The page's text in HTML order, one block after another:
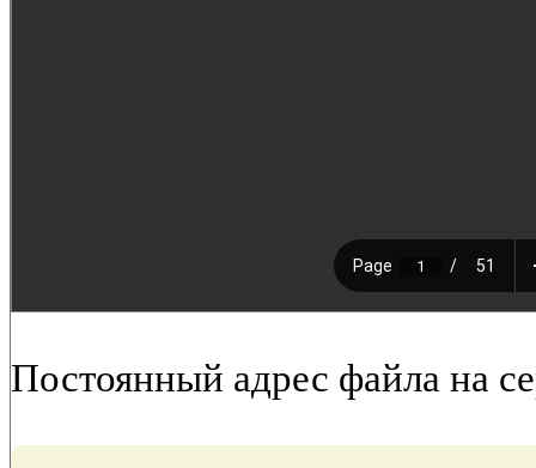
Постоянный адрес файла на